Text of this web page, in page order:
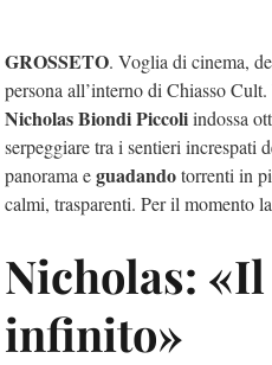
GROSSETO. Voglia di cinema,
persona all’interno di Chiasso
Nicholas Biondi Piccoliindossa
serpeggiare tra i sentieri increspati
panorama eguadandotorrenti in
calmi, trasparenti. Per il momento
Nicholas:
infinito»